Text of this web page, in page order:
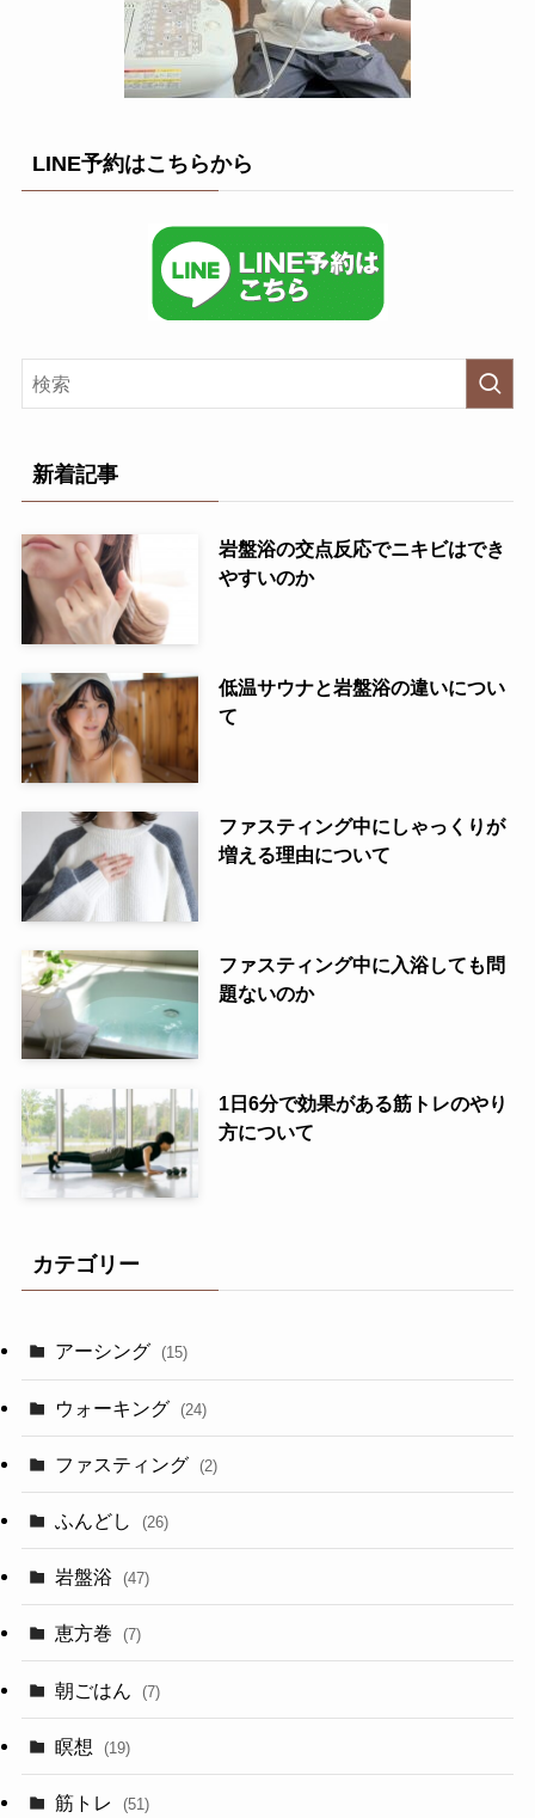
LINE予約はこちらから
新着記事
岩盤浴の交点反応でニキビはでき
やすいのか
低温サウナと岩盤浴の違いについ
て
ファスティング中にしゃっくりが
増える理由について
ファスティング中に入浴しても問
題ないのか
1日6分で効果がある筋トレのやり
方について
カテゴリー
アーシング (15)
ウォーキング (24)
ファスティング (2)
ふんどし (26)
岩盤浴 (47)
恵方巻 (7)
朝ごはん (7)
瞑想 (19)
筋トレ (51)